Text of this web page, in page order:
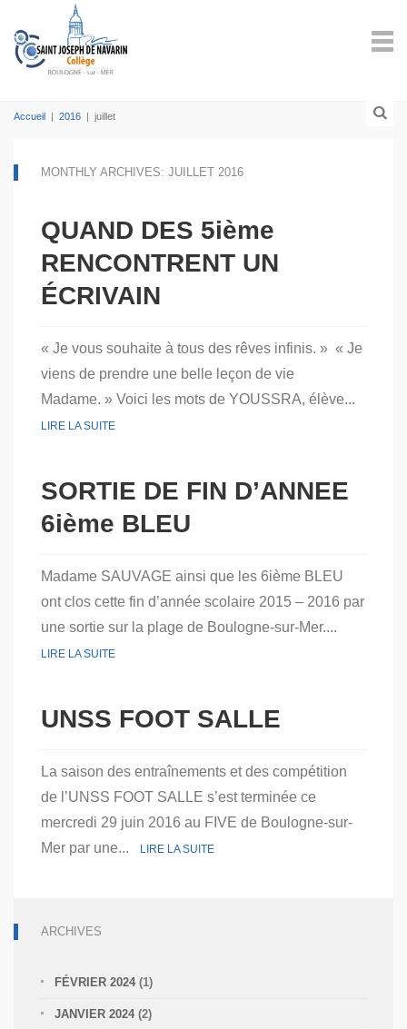
Accueil | 2016 | juillet
MONTHLY ARCHIVES: JUILLET 2016
QUAND DES 5ième
RENCONTRENT UN
ÉCRIVAIN
« Je vous souhaite à tous des rêves infinis. » « Je
viens de prendre une belle leçon de vie
Madame. » Voici les mots de YOUSSRA, élève...
LIRE LA SUITE
SORTIE DE FIN D’ANNEE
6ième BLEU
Madame SAUVAGE ainsi que les 6ième BLEU
ont clos cette fin d’année scolaire 2015 – 2016 par
une sortie sur la plage de Boulogne-sur-Mer....
LIRE LA SUITE
UNSS FOOT SALLE
La saison des entraînements et des compétition
de l’UNSS FOOT SALLE s’est terminée ce
mercredi 29 juin 2016 au FIVE de Boulogne-sur-
Mer par une...
LIRE LA SUITE
ARCHIVES
FÉVRIER 2024 (1)
JANVIER 2024 (2)